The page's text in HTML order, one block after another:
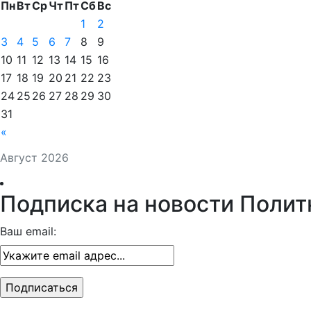
Август 2026
ПнВтСрЧтПтСбВс
«
1
2
3
4 5 6 7 8
9
10 11 12 13 14 15 16
17 18 19 20 21 22 23
24 25 26 27 28 29 30
31
Подписка на новости
Ваш email: